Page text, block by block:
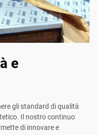
e
gli standard di qualità
Il nostro continuo
di innovare e